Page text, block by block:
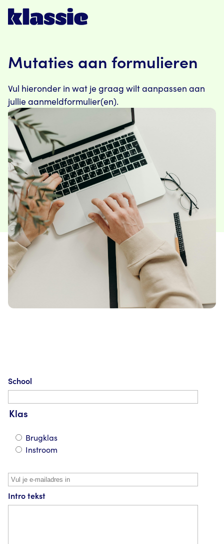
Mutaties aan formulieren
Vul hieronder in wat je graag wilt aanpassen aan
jullie aanmeldformulier(en).
School
Klas
Brugklas
Instroom
Intro tekst